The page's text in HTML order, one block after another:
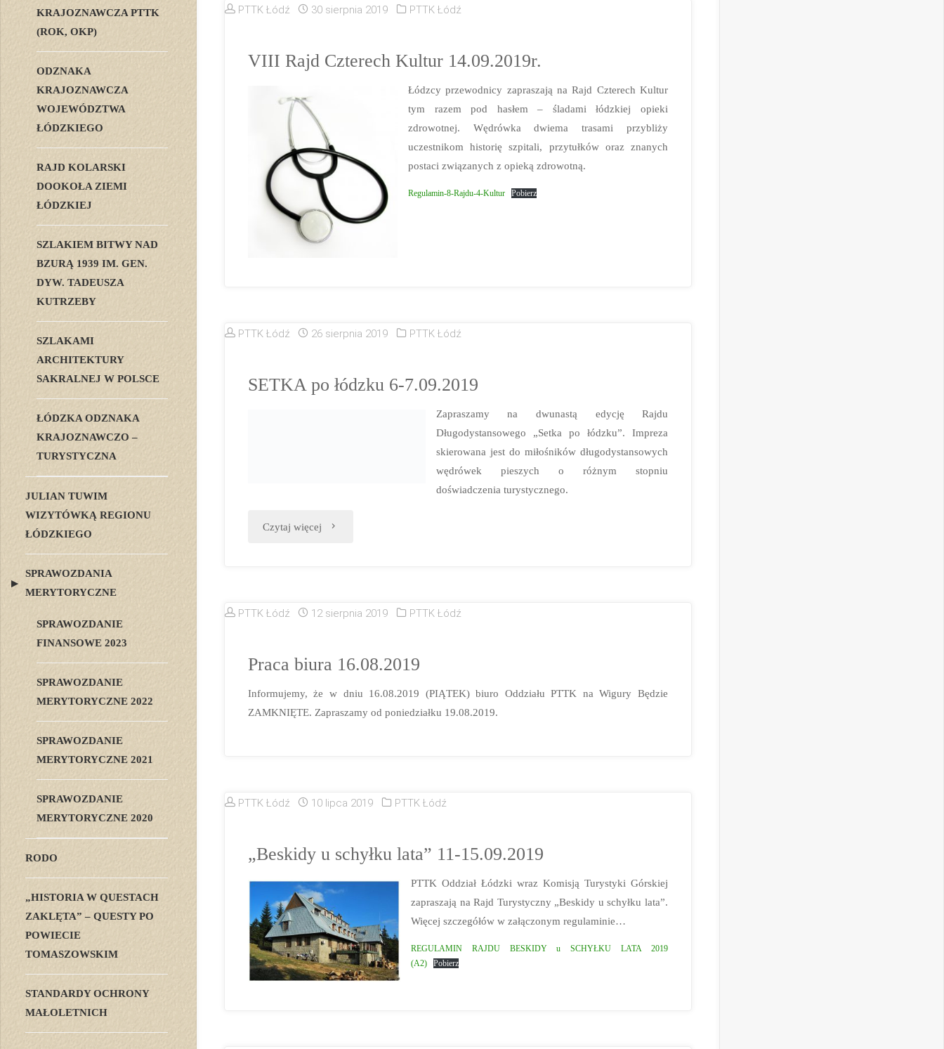
PTTK Łódź 30 sierpnia 2019 PTTK Łódź
VIII Rajd Czterech Kultur 14.09.2019r.
Łódzcy przewodnicy zapraszają na Rajd Czterech Kultur
tym razem pod hasłem – śladami łódzkiej opieki
zdrowotnej. Wędrówka dwiema trasami przybliży
uczestnikom historię szpitali, przytułków oraz znanych
postaci związanych z opieką zdrowotną.
Regulamin-8-Rajdu-4-Kultur Pobierz
PTTK Łódź 26 sierpnia 2019 PTTK Łódź
SETKA po łódzku 6-7.09.2019
Zapraszamy na dwunastą edycję Rajdu
Długodystansowego „Setka po łódzku”. Impreza
skierowana jest do miłośników długodystansowych
wędrówek pieszych o różnym stopniu
doświadczenia turystycznego.
Czytaj więcej „SETKA
6-
PTTK Łódź 12 sierpnia 2019 PTTK Łódź
Praca biura 16.08.2019
Informujemy, że w dniu 16.08.2019 (PIĄTEK) biuro Oddziału PTTK na Wigury Będzie
ZAMKNIĘTE. Zapraszamy od poniedziałku 19.08.2019.
PTTK Łódź 10 lipca 2019 PTTK Łódź
„Beskidy u schyłku lata” 11-15.09.2019
PTTK Oddział Łódzki wraz Komisją Turystyki Górskiej
zapraszają na Rajd Turystyczny „Beskidy u schyłku lata”.
Więcej szczegółów w załączonym regulaminie…
REGULAMIN RAJDU BESKIDY u SCHYŁKU LATA 2019
(A2)
Pobierz
KRAJOZNAWCZA PTTK
(ROK, OKP)
ODZNAKA
KRAJOZNAWCZA
WOJEWÓDZTWA
ŁÓDZKIEGO
RAJD KOLARSKI
DOOKOŁA ZIEMI
ŁÓDZKIEJ
SZLAKIEM BITWY NAD
BZURĄ 1939 IM. GEN.
DYW. TADEUSZA
KUTRZEBY
SZLAKAMI
ARCHITEKTURY
SAKRALNEJ W POLSCE
ŁÓDZKA ODZNAKA
KRAJOZNAWCZO –
TURYSTYCZNA
JULIAN TUWIM
WIZYTÓWKĄ REGIONU
ŁÓDZKIEGO
SPRAWOZDANIA
MERYTORYCZNE
SPRAWOZDANIE
FINANSOWE 2023
SPRAWOZDANIE
MERYTORYCZNE 2022
SPRAWOZDANIE
MERYTORYCZNE 2021
SPRAWOZDANIE
MERYTORYCZNE 2020
RODO
„HISTORIA W QUESTACH
ZAKLĘTA” – QUESTY PO
POWIECIE
TOMASZOWSKIM
STANDARDY OCHRONY
MAŁOLETNICH